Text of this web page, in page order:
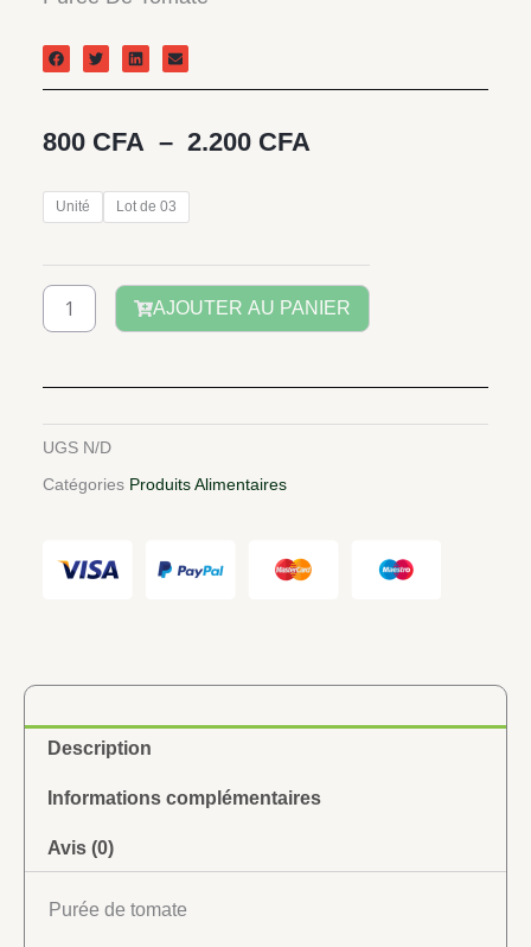
800 CFA – 2.200 CFA
2.200 CFA
Unité Lot de 03
quantité
de
de
tomate
AJOUTER AU PANIER
UGS N/D
Catégories Produits Alimentaires
Description
Informations complémentaires
Avis (0)
Purée de tomate